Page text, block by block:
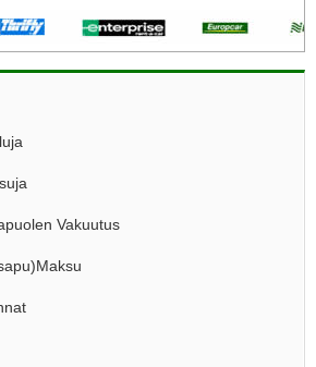
Vakuutus